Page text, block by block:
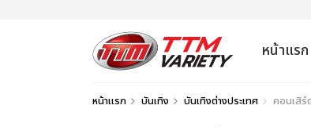
หน้าแรก
หน้าแรก บันเทิง บันเทิงต่างประเทศ คอนเสิร์